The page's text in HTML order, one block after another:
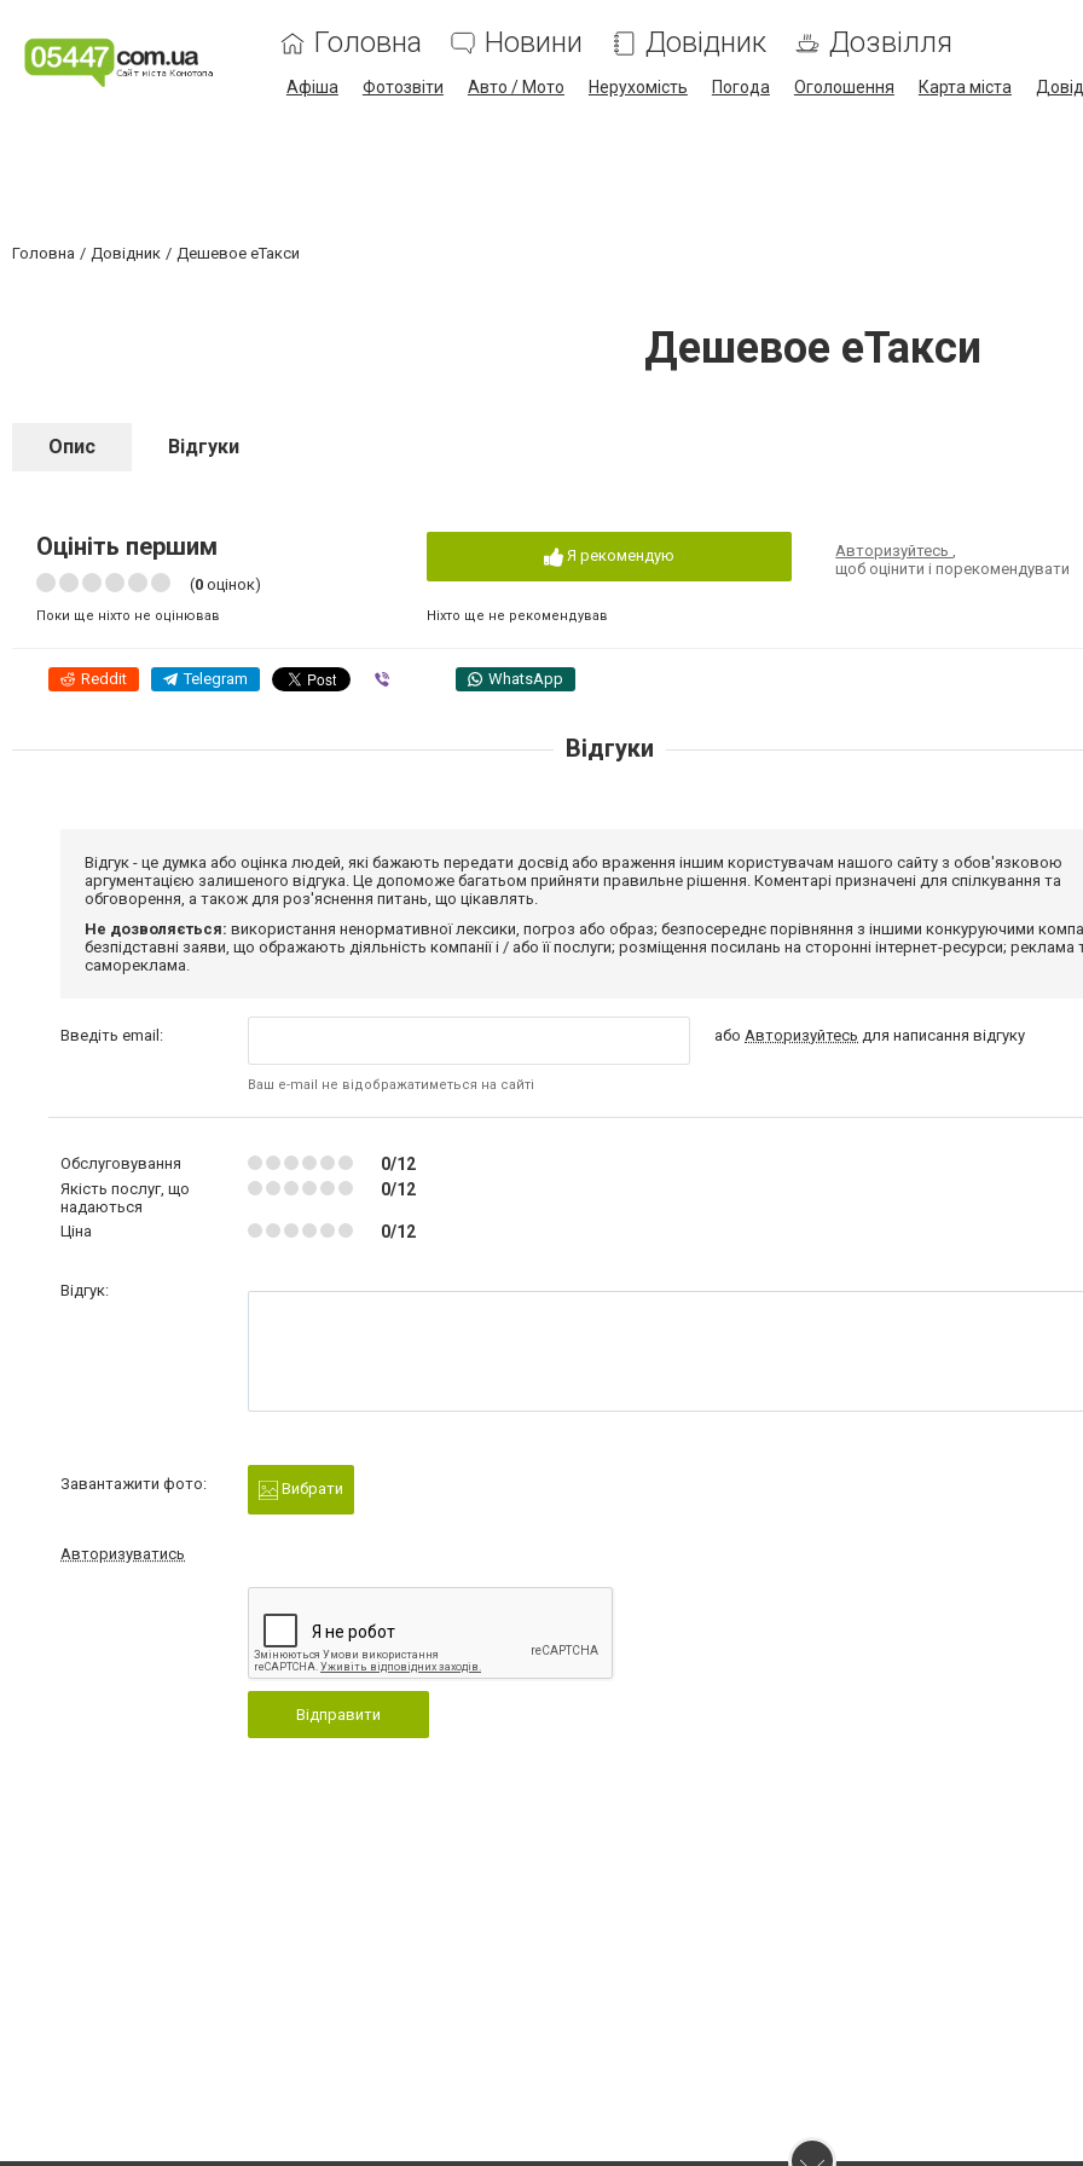
Головна Новини Довідник Дозвілля
Афіша Фотозвіти Авто / Мото Нерухомість Погода Оголошення Карта міста
Головна Довідник Дешевое еТакси
Дешевое еТакси
Опис Відгуки
Оцініть першим
(0 оцінок)
Поки ще ніхто не оцінював
Я рекомендую
Ніхто ще не рекомендував
Авторизуйтесь,
щоб оцінити і порекомендувати
Reddit Telegram WhatsApp
Відгуки
Відгук - це думка або оцінка людей, які бажають передати досвід або враження іншим користувачам нашого сайту з обов'язковою
аргументацією залишеного відгука. Це допоможе багатьом прийняти правильне рішення. Коментарі призначені для спілкування та
обговорення, а також для роз'яснення питань, що цікавлять.
Не дозволяється: використання ненормативної лексики, погроз або образ; безпосереднє порівняння з іншими конкуруючими
безпідставні заяви, що ображають діяльність компанії і / або її послуги; розміщення посилань на сторонні інтернет-ресурси; реклама
самореклама.
Введіть email:
Ваш e-mail не відображатиметься на сайті
абоАвторизуйтесь для написання відгуку
Обслуговування 0/12
Якість послуг, що
надаються
0/12
Ціна 0/12
Відгук:
Завантажити фото: Вибрати
Авторизуватись
Відправити